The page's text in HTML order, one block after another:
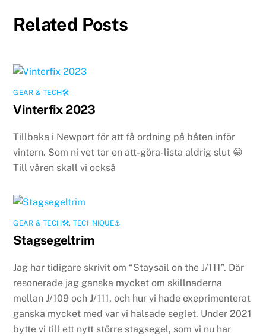
Related Posts
GEAR & TECH🛠
Vinterfix 2023
Tillbaka i Newport för att få ordning på båten inför
vintern. Som ni vet tar en att-göra-lista aldrig slut 😀
Till våren skall vi också
GEAR & TECH🛠, TECHNIQUE⚓️
Stagsegeltrim
Jag har tidigare skrivit om “Staysail on the J/111”. Där
resonerade jag ganska mycket om skillnaderna
mellan J/109 och J/111, och hur vi hade exeprimenterat
ganska mycket med var vi halsade seglet. Under 2021
bytte vi till ett nytt större stagsegel, som vi nu har